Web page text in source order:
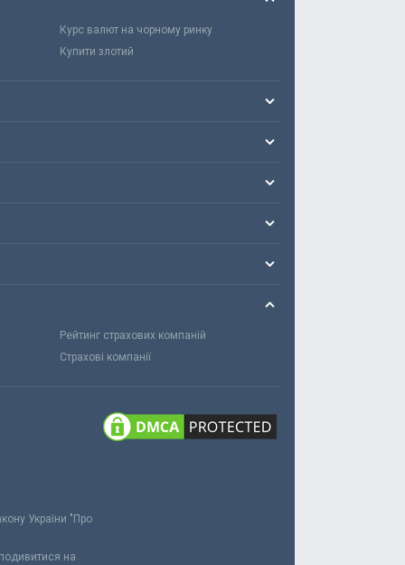
Курс валют на чорному ринку
Купити злотий
Рейтинг страхових компаній
Страхові компанії
України "Про
на